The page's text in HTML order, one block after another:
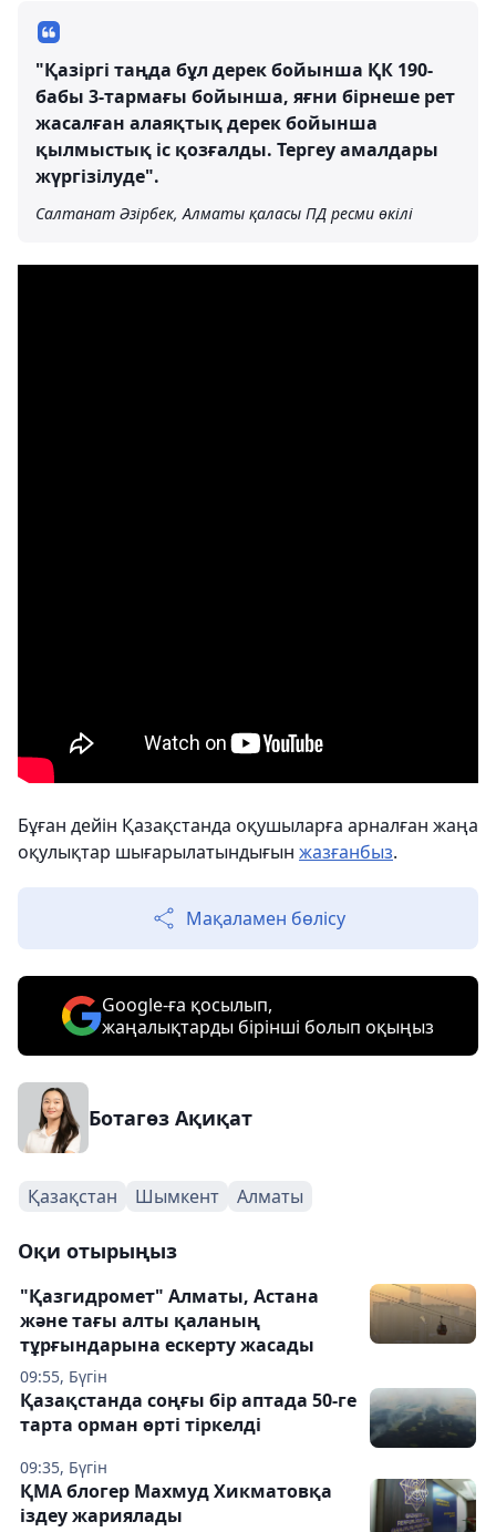
"Қазіргі таңда бұл дерек бойынша ҚК 190-
бабы 3-тармағы бойынша, яғни бірнеше рет
жасалған алаяқтық дерек бойынша
қылмыстық іс қозғалды. Тергеу амалдары
жүргізілуде".
Салтанат Әзірбек, Алматы қаласы ПД ресми өкілі
Бұған дейін Қазақстанда оқушыларға арналған жаңа
оқулықтар шығарылатындығын жазғанбыз.
Мақаламен бөлісу
Google-ға қосылып,
жаңалықтарды бірінші болып оқыңыз
Ботагөз Ақиқат
Қазақстан Шымкент Алматы
Оқи отырыңыз
09:55, Бүгін
"Қазгидромет" Алматы, Астана
және тағы алты қаланың
тұрғындарына ескерту жасады
09:35, Бүгін
Қазақстанда соңғы бір аптада 50-ге
тарта орман өрті тіркелді
ҚМА блогер Махмуд Хикматовқа
іздеу жариялады